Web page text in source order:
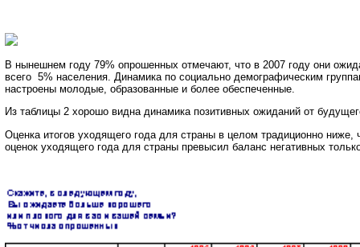
В нынешнем году 79% опрошенных отмечают, что в 2007 году они
всего 5% населения. Динамика по социально демографическим
настроены молодые, образованные и более обеспеченные.
Из таблицы 2 хорошо видна динамика позитивных ожиданий от
Оценка итогов уходящего года для страны в целом традиционно
оценок уходящего года для страны превысил баланс негативных